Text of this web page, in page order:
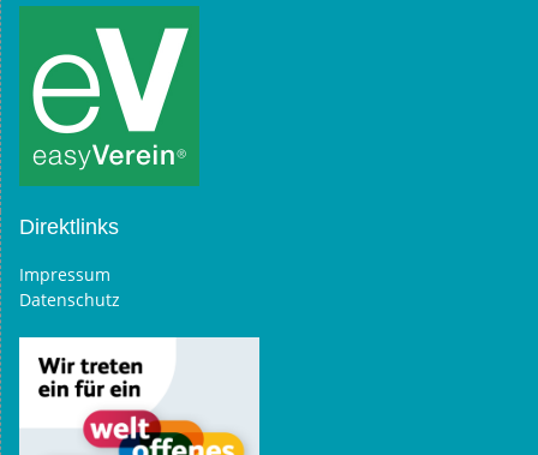
Direktlinks
Impressum
Datenschutz